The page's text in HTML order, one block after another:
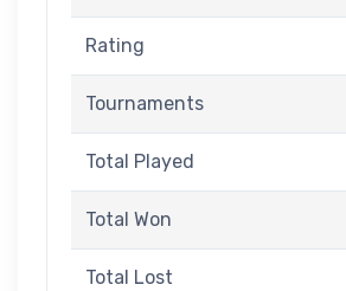
Rating
Tournaments
Total Played
Total Won
Total Lost